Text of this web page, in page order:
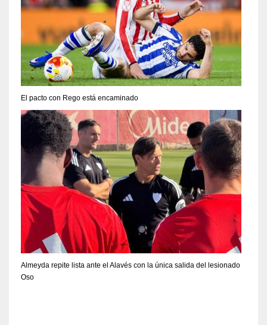
El pacto con Rego está encaminado
Almeyda repite lista ante el Alavés con la única salida del lesionado
Oso